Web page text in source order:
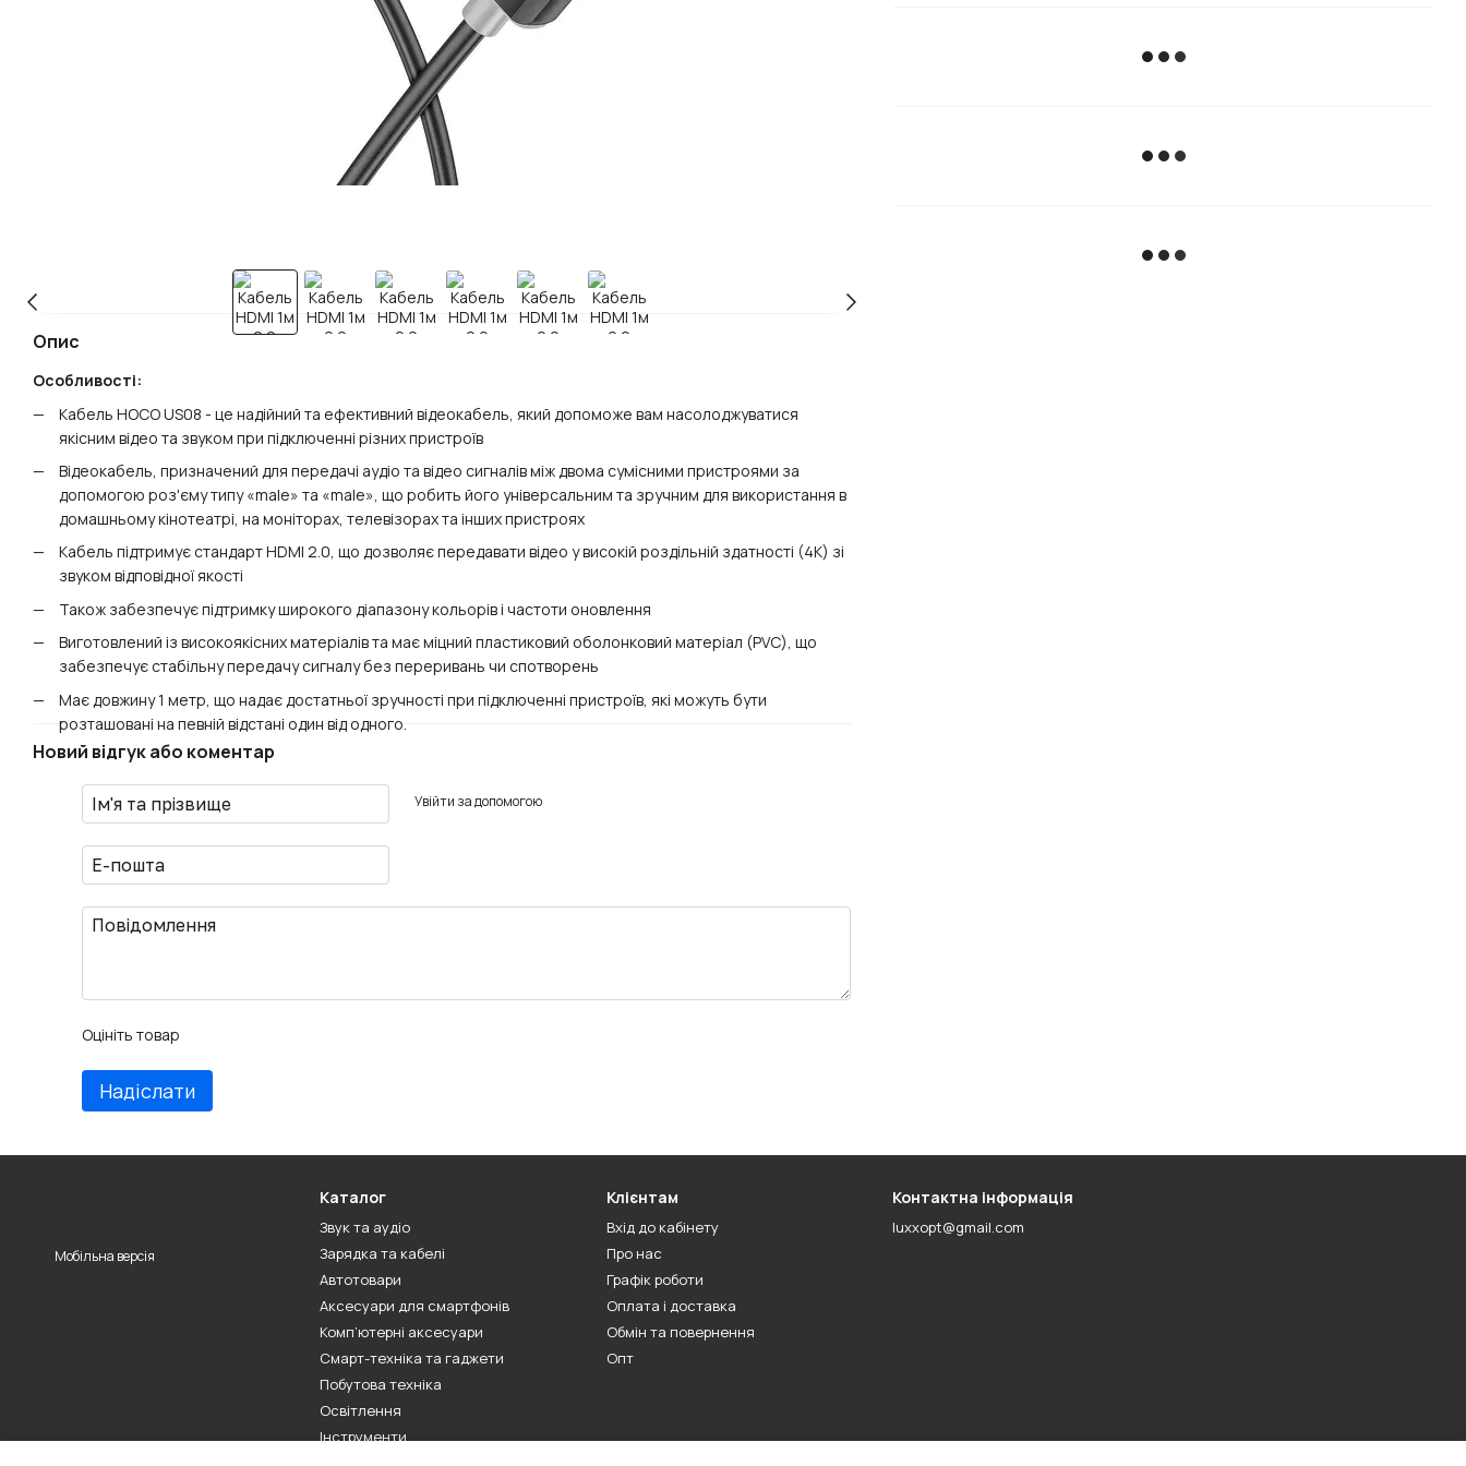
Опис
Особливості:
Кабель HOCO US08 - це надійний та ефективний відеокабель, який допоможе вам насолоджуватися
якісним відео та звуком при підключенні різних пристроїв
Відеокабель, призначений для передачі аудіо та відео сигналів між двома сумісними пристроями за
допомогою роз'єму типу «male» та «male», що робить його універсальним та зручним для використання в
домашньому кінотеатрі, на моніторах, телевізорах та інших пристроях
Кабель підтримує стандарт HDMI 2.0, що дозволяє передавати відео у високій роздільній здатності (4K) зі
звуком відповідної якості
Також забезпечує підтримку широкого діапазону кольорів і частоти оновлення
Виготовлений із високоякісних матеріалів та має міцний пластиковий оболонковий матеріал (PVC), що
забезпечує стабільну передачу сигналу без переривань чи спотворень
Має довжину 1 метр, що надає достатньої зручності при підключенні пристроїв, які можуть бути
розташовані на певній відстані один від одного.
Новий відгук або коментар
Увійти за допомогою
Оцініть товар
Надіслати
Мобільна версія
Каталог
Звук та аудіо
Зарядка та кабелі
Автотовари
Аксесуари для смартфонів
Комп’ютерні аксесуари
Смарт-техніка та гаджети
Побутова техніка
Освітлення
Інструменти
Клієнтам
Вхід до кабінету
Про нас
Графік роботи
Оплата і доставка
Обмін та повернення
Опт
Контактна інформація
luxxopt@gmail.com